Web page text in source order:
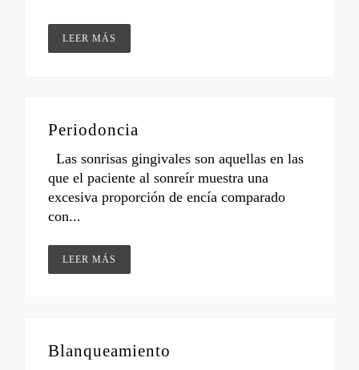
LEER MÁS
Periodoncia
Las sonrisas gingivales son aquellas en las
que el paciente al sonreír muestra una
excesiva proporción de encía comparado
con...
LEER MÁS
Blanqueamiento